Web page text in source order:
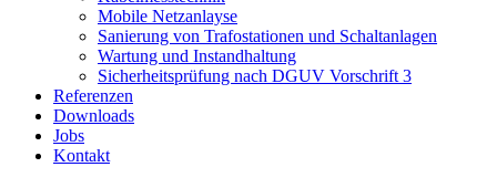
Mobile Netzanlayse
Sanierung von Trafostationen und Schaltanlagen
Wartung und Instandhaltung
Sicherheitsprüfung nach DGUV Vorschrift 3
Referenzen
Downloads
Jobs
Kontakt